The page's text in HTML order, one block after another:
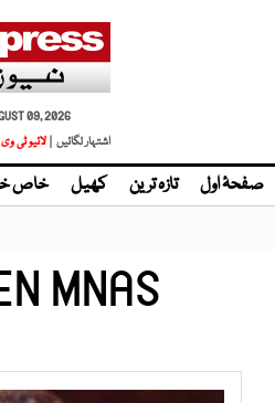
09, 2026
اشتہار لگائیں | لائیو ٹی وی
صفحۂ اول تازہ ترین کھیل خاص
MNAS